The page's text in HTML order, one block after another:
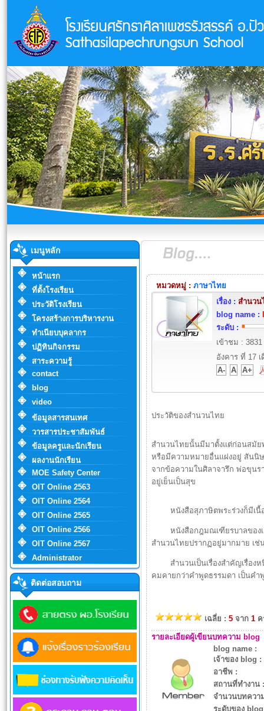
เมนูหลัก
หน้าแรก
ที่ตั้งโรงเรียน
ประวัติโรงเรียน
โครงสร้างการบริหารงาน
ทำเนียบบุคลากร
ปฏิทินกิจกรรม
สาระความรู้
contact
blog
video
ข้อมูลสารสนเทศ
วารสารประชาสัมพันธ์
ข้อมูลครูและนักเรียน
ผลงานนักเรียน
MOE Safety Center
OIT Online 2563
OIT Online 2564
OIT Online 2565
OIT Online 2566
OIT Online 2567
Administrator
ติดต่อสอบถาม
หมวดหมู่ : ภาษาไทย
เรื่อง : สำนวน
blog name :
ระดับ :
เข้าชม : 3831
อังคาร ที่ 17
A-
A A+
ประวัติของสำนวนไทย
สำนวนไทยนั้นมีมาตั้งแต่ก่อนสมั
หรือมีความหมายอื่นแฝงอยู่ สันนิ
จากข้อความในศิลาจารึก พ่อขุน
อยู่เย็นเป็นสุข
หนังสือสุภาษิตพระร่วงก็มีเนื้อห
หนังสือกฎมณเฑียรบาลของเก่
สำนวนไทยปรากฏอยู่มากมาย เ
สำนวนเป็นเรื่องสำคัญเรื่องหนึ่
คมคายกว่าคำพูดธรรมดา เป็นคำ
เฉลี่ย : 5จาก1 ค
รายละเอียดผู้เขียนบทความ blog
blog name :
เจ้าของ blog :
อาชีพ :
สถานที่ทำงาน :
จำนวนบทควา
ระดับของ